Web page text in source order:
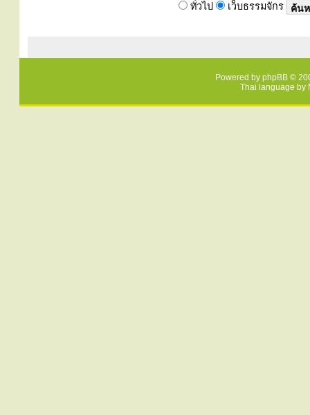
ทั่วไป เว็บธรรมจักร
Powered by phpBB ©
Thai language by